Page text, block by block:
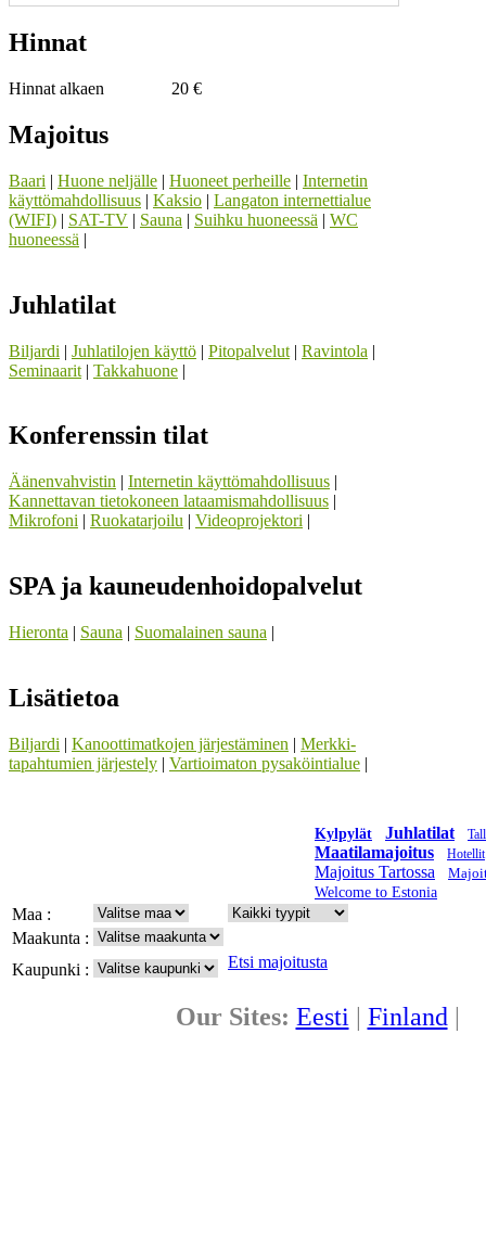
Hinnat
Hinnat alkaen 20 €
Majoitus
Baari | Huone neljälle | Huoneet perheille | Internetin
käyttömahdollisuus | Kaksio | Langaton internettialue
(WIFI) | SAT-TV | Sauna | Suihku huoneessä | WC
huoneessä |
Juhlatilat
Biljardi | Juhlatilojen käyttö | Pitopalvelut | Ravintola |
Seminaarit | Takkahuone |
Konferenssin tilat
Äänenvahvistin | Internetin käyttömahdollisuus |
Kannettavan tietokoneen lataamismahdollisuus |
Mikrofoni | Ruokatarjoilu | Videoprojektori |
SPA ja kauneudenhoidopalvelut
Hieronta | Sauna | Suomalainen sauna |
Lisätietoa
Biljardi | Kanoottimatkojen järjestäminen | Merkki-
tapahtumien järjestely | Vartioimaton pysaköintialue |
Kylpylät Juhlatilat
Maatilamajoitus Hotellit
Majoitus Tartossa
Welcome to Estonia
Maa :
Maakunta :
Kaupunki :
Etsi majoitusta
Our Sites: Eesti | Finland |